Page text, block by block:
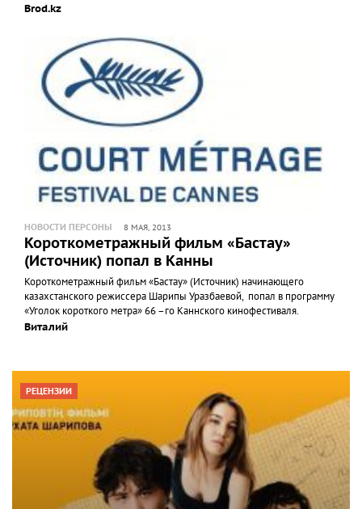
Brod.kz
НОВОСТИ ПЕРСОНЫ 8 МАЯ, 2013
Короткометражный фильм «Бастау»
(Источник) попал в Канны
Короткометражный фильм «Бастау» (Источник) начинающего
казахстанского режиссера Шарипы Уразбаевой, попал в программу
«Уголок короткого метра» 66 –го Каннского кинофестиваля.
Виталий
РЕЦЕНЗИИ